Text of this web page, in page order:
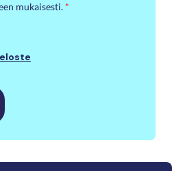
mukaisesti. *